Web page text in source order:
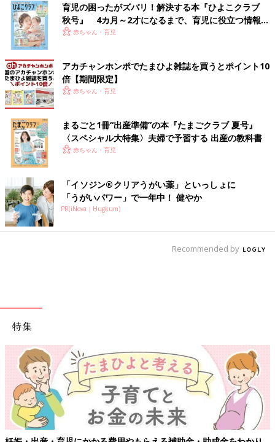
育児の困ったがズバリ！解決する本『ひよこクラブ
秋号』 4カ月～2才になるまで、育児に役立つ情報が
いっぱい！
赤ちゃん・育児
アカチャンホンポでたまひよ雑誌を買うとポイント10
倍【期間限定】
赤ちゃん・育児
まるごと1冊“出産準備”の本『たまごクラブ 夏号』
〈スペシャル大特集〉夫婦で予習する 出産の教科書
赤ちゃん・育児
「イソジン®クリアうがい薬」といっしょに
「うがいパワー」で一年中！ 健やか
PR(iNova｜Hugkum)
Recommended by
特集
【ワクチン接種できるものも】妊婦の感染症対策、知っておいて！